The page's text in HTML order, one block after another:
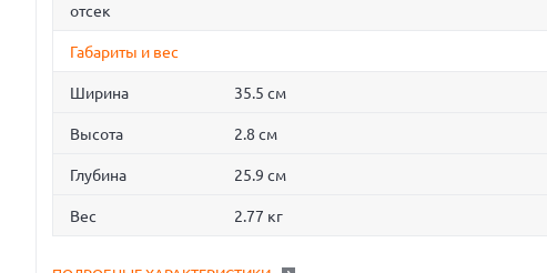
отсек
Габариты и вес
Ширина 35.5 см
Высота 2.8 см
Глубина 25.9 см
Вес 2.77 кг